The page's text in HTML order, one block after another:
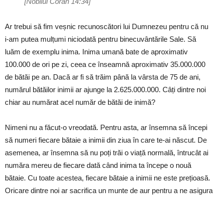
Ar trebui să fim veșnic recunoscători lui Dumnezeu pentru că nu
i-am putea mulțumi niciodată pentru binecuvântările Sale. Să
luăm de exemplu inima. Inima umană bate de aproximativ
100.000 de ori pe zi, ceea ce înseamnă aproximativ 35.000.000
de bătăi pe an. Dacă ar fi să trăim până la vârsta de 75 de ani,
numărul bătăilor inimii ar ajunge la 2.625.000.000. Câți dintre noi
chiar au numărat acel număr de bătăi de inimă?
Nimeni nu a făcut-o vreodată. Pentru asta, ar însemna să începi
să numeri fiecare bătaie a inimii din ziua în care te-ai născut. De
asemenea, ar însemna să nu poți trăi o viață normală, întrucât ai
număra mereu de fiecare dată când inima ta începe o nouă
bătaie. Cu toate acestea, fiecare bătaie a inimii ne este prețioasă.
Oricare dintre noi ar sacrifica un munte de aur pentru a ne asigura